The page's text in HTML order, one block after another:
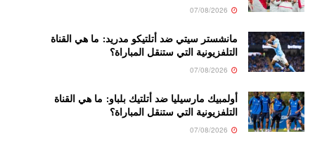
مانشستر سيتي ضد أتلتيكو مدريد: ما هي القناة
التلفزيونية التي ستنقل المباراة؟
أولمبيك مارسيليا ضد أتلتيك بلباو: ما هي القناة
التلفزيونية التي ستنقل المباراة؟